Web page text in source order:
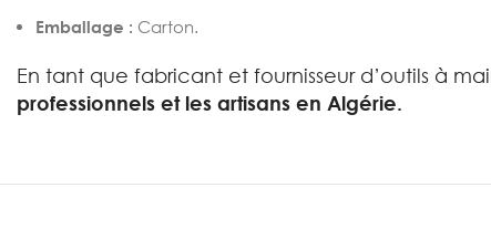
Emballage : Carton.
En tant que fabricant et fournisseur d’outils à
professionnels et les artisans en Algérie.